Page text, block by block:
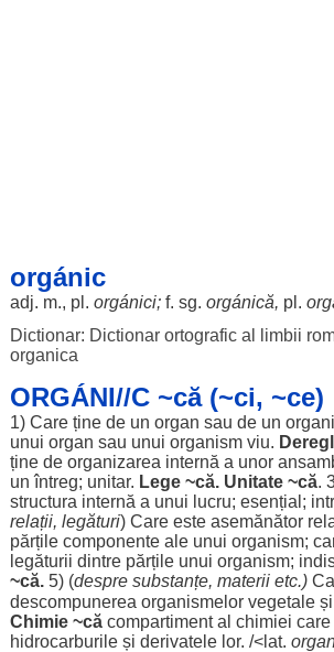
orgánic
adj. m., pl. orgánici; f. sg. orgánică, pl.
Dictionar: Dictionar ortografic al limbii
organica
ORGÁNI//C ~că (~ci, ~ce)
1) Care ține de un organ sau de un
unui organ sau unui organism viu.
ține de organizarea internă a unor
unîntreg; unitar. Lege~că. Unitate~că.
structura internă a unui lucru; esențial ;
relații, legături) Care este asemănător
părțile componente aleunui organism;
legăturii dintre părțileunui organism;
~că.5) (despre substanțe, materiietc.)
descompunerea organismelor vegetaleși
Chimie~că compartimental chimiei care
hidrocarburileși derivatele lor. /<lat.